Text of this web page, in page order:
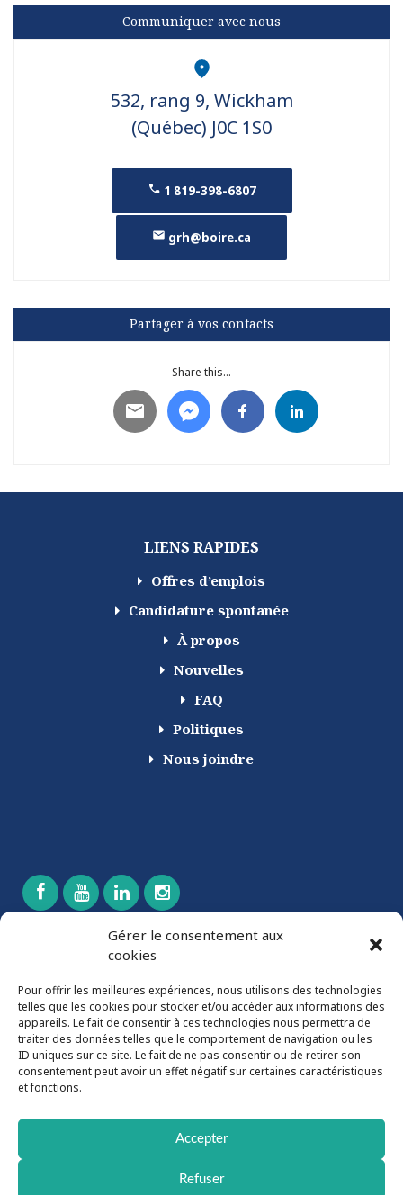
Gérer le consentement aux
cookies
Pour offrir les meilleures expériences, nous utilisons des technologies
telles que les cookies pour stocker et/ou accéder aux informations des
appareils. Le fait de consentir à ces technologies nous permettra de
traiter des données telles que le comportement de navigation ou les
ID uniques sur ce site. Le fait de ne pas consentir ou de retirer son
consentement peut avoir un effet négatif sur certaines caractéristiques
et fonctions.
Accepter
Refuser
Communiquer avec nous
532, rang 9, Wickham
(Québec) J0C 1S0
1 819-398-6807
grh@boire.ca
Partager à vos contacts
Share this...
LIENS RAPIDES
Offres d’emplois
Candidature spontanée
À propos
Nouvelles
FAQ
Politiques
Nous joindre
CONTACTEZ-NOUS
532, rang 9,
Wickham (Québec) J0C 1S0
819-398-6807
819-398-7171
boire.ca